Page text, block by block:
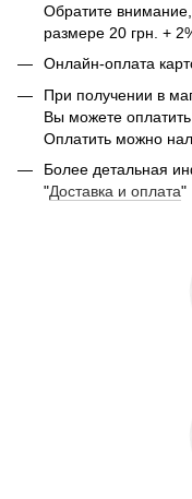
Обратите
размере 20 грн. +
Онлайн-оплата
При получении в
Вы можете
Оплатить можно
Более детальная
"Доставка и оплата"